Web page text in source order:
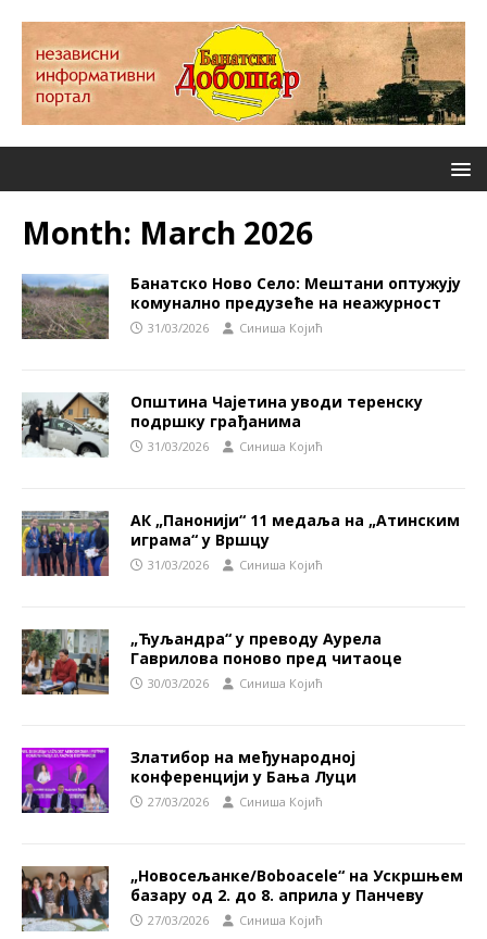
Month: March 2026
Банатско Ново Село: Мештани оптужују
комунално предузеће на неажурност
31/03/2026 Синиша Којић
Општина Чајетина уводи теренску
подршку грађанима
31/03/2026 Синиша Којић
АК „Панонији“ 11 медаља на „Атинским
играма“ у Вршцу
31/03/2026 Синиша Којић
„Ћуљандра“ у преводу Аурела
Гаврилова поново пред читаоце
30/03/2026 Синиша Којић
Златибор на међународној
конференцији у Бања Луци
27/03/2026 Синиша Којић
„Новосељанке/Boboacele“ на Ускршњем
базару од 2. до 8. априла у Панчеву
27/03/2026 Синиша Којић